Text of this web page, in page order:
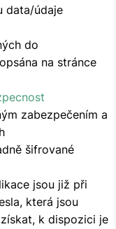
data/údaje
do
na stránce
zabezpečením a
šifrované
jsou již při
která jsou
k dispozici je